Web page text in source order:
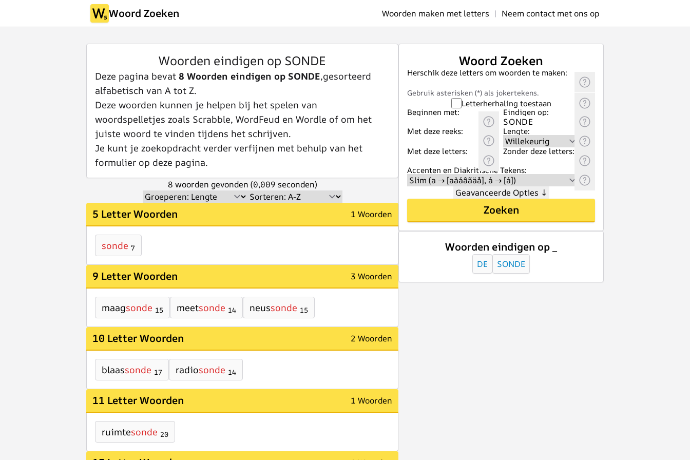
Woord Zoeken Woorden maken met letters | Neem contact met ons op
Woorden eindigen op SONDE
Deze pagina bevat 8 Woorden eindigen op SONDE,gesorteerd
alfabetisch van A tot Z.
Deze woorden kunnen je helpen bij het spelen van
woordspelletjes zoals Scrabble, WordFeud en Wordle of om het
juiste woord te vinden tijdens het schrijven.
Je kunt je zoekopdracht verder verfijnen met behulp van het
formulier op deze pagina.
8 woorden gevonden (0,009 seconden)
5 Letter Woorden 1 Woorden
sonde 7
9 Letter Woorden 3 Woorden
maagsonde 15 meetsonde 14 neussonde 15
10 Letter Woorden 2 Woorden
blaassonde 17 radiosonde 14
11 Letter Woorden 1 Woorden
ruimtesonde 20
Woord Zoeken
Herschik deze letters om woorden te maken:
Gebruik asterisken (*) als jokertekens.
Letterherhaling toestaan
Beginnen met:
Eindigen op:
Met deze reeks:
Lengte:
Met deze letters:
Zonder deze letters:
Accenten en Diakritische Tekens:
Geavanceerde Opties ↓
Zoeken
Woorden eindigen op _
DE SONDE